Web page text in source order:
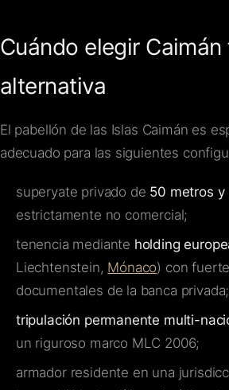
Cuándo elegir
alternativa
El pabellón de las Islas Caimán es
adecuado para las siguientes
superyate privado de 50 metros y
estrictamente no comercial;
tenencia mediante holding
Liechtenstein, Mónaco) con
documentales de la banca privada;
tripulación permanente multi-
un riguroso marco MLC 2006;
armador residente en una